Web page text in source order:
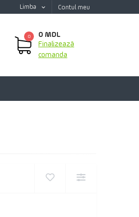
Limba Contul meu
0
0 MDL
Finalizează
comanda